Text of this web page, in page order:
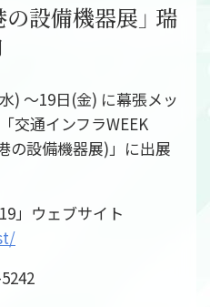
設備機器展」 瑞
) ～19日(金) に幕張メッ
交通インフラWEEK
の設備機器展)」に出展
」ウェブサイト